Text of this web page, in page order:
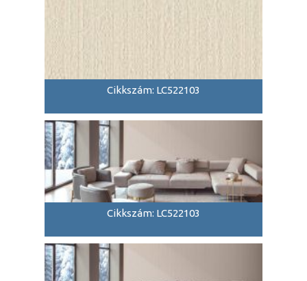
Cikkszám: LC522103
Cikkszám: LC522103